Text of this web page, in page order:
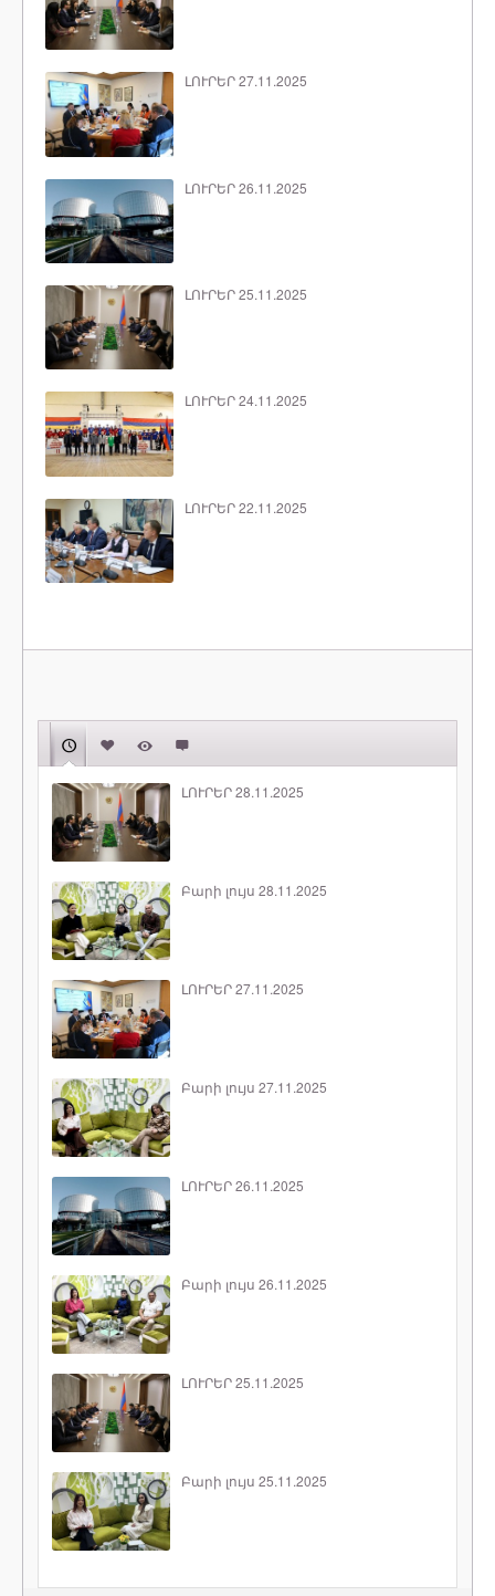
ԼՈՒՐԵՐ 27.11.2025
ԼՈՒՐԵՐ 26.11.2025
ԼՈՒՐԵՐ 25.11.2025
ԼՈՒՐԵՐ 24.11.2025
ԼՈՒՐԵՐ 22.11.2025
ԼՈՒՐԵՐ 28.11.2025
Բարի լույս 28.11.2025
ԼՈՒՐԵՐ 27.11.2025
Բարի լույս 27.11.2025
ԼՈՒՐԵՐ 26.11.2025
Բարի լույս 26.11.2025
ԼՈՒՐԵՐ 25.11.2025
Բարի լույս 25.11.2025